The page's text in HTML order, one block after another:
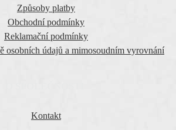
Způsoby platby
Obchodní podmínky
Reklamační podmínky
osobních údajů a mimosoudním vyrovnání
Kontakt